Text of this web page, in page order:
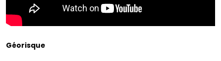
Géorisque